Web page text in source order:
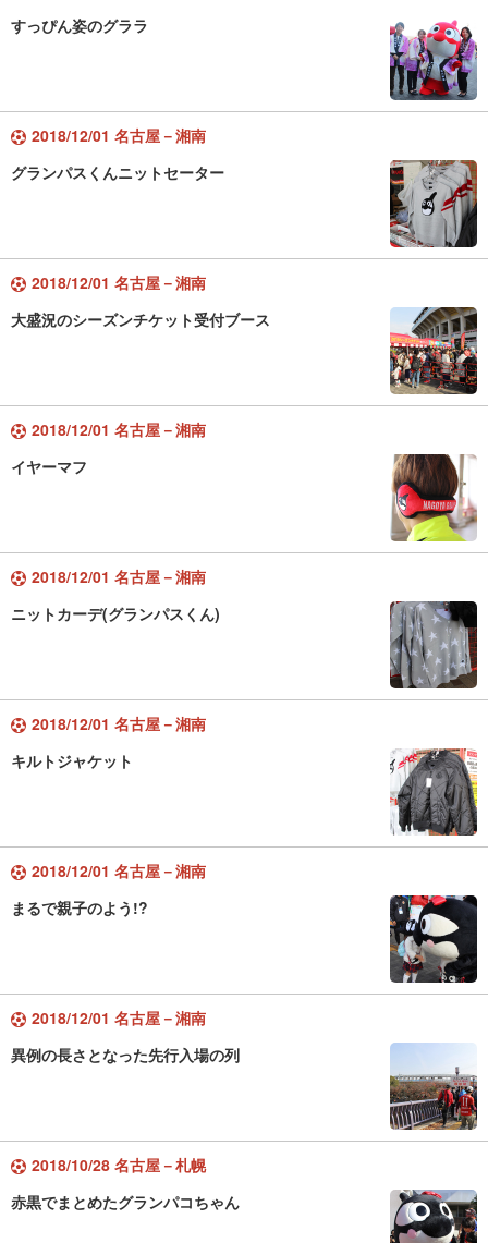
すっぴん姿のグララ
2018/12/01 名古屋－湘南
グランパスくんニットセーター
2018/12/01 名古屋－湘南
大盛況のシーズンチケット受付ブース
2018/12/01 名古屋－湘南
イヤーマフ
2018/12/01 名古屋－湘南
ニットカーデ(グランパスくん)
2018/12/01 名古屋－湘南
キルトジャケット
2018/12/01 名古屋－湘南
まるで親子のよう!?
2018/12/01 名古屋－湘南
異例の長さとなった先行入場の列
2018/10/28 名古屋－札幌
赤黒でまとめたグランパコちゃん